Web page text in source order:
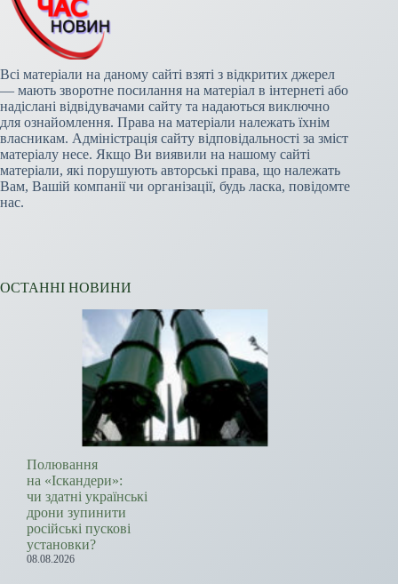
Всі матеріали на даному сайті взяті з відкритих джерел
— мають зворотне посилання на матеріал в інтернеті або
надіслані відвідувачами сайту та надаються виключно
для ознайомлення. Права на матеріали належать їхнім
власникам. Адміністрація сайту відповідальності за зміст
матеріалу несе. Якщо Ви виявили на нашому сайті
матеріали, які порушують авторські права, що належать
Вам, Вашій компанії чи організації, будь ласка, повідомте
нас.
ОСТАННІ НОВИНИ
Полювання
на «Іскандери»:
чи здатні українські
дрони зупинити
російські пускові
установки?
08.08.2026